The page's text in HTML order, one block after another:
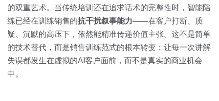
的双重艺术。当传统培训还在追求话术的完整性时，智能陪
练已经在训练销售的抗干扰叙事能力——在客户打断、质
疑、沉默的高压下，依然能精准传递价值主张。这不是简单
的技术替代，而是销售训练范式的根本转变：让每一次讲解
失误都发生在虚拟的AI客户面前，而不是真实的商业机会
中。